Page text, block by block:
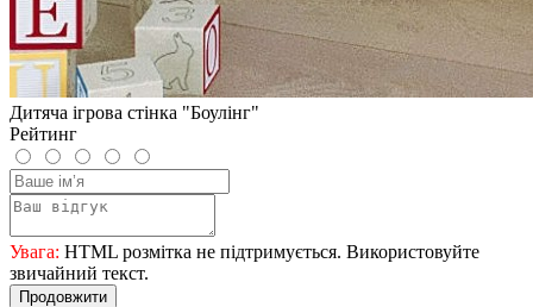
Дитяча ігрова стінка "Боулінг"
Рейтинг
Увага: HTML розмітка не підтримується. Використовуйте
звичайний текст.
Продовжити